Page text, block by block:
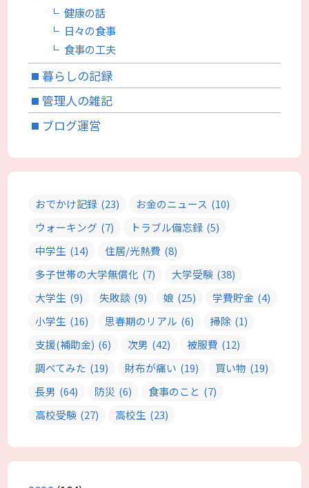
健康の話
日々の食事
食事の工夫
暮らしの記録
管理人の雑記
ブログ運営
おでかけ記録 (23) お金のニュース (10)
ウォーキング (7) トラブル備忘録 (5)
中学生 (14) 住居/光熱費 (8)
多子世帯の大学無償化 (7) 大学受験 (38)
大学生 (9) 失敗談 (9) 娘 (25) 学費貯金 (4)
小学生 (16) 思春期のリアル (6) 掃除 (1)
支援(補助金) (6) 次男 (42) 被服費 (12)
調べてみた (19) 財布が痛い (19) 買い物 (19)
長男 (64) 防災 (6) 食事のこと (7)
高校受験 (27) 高校生 (23)